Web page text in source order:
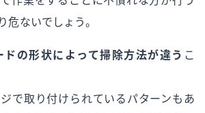
危ないでしょう。
ドの形状によって掃除方法が違う こ
で取り付けられているパターンもあ